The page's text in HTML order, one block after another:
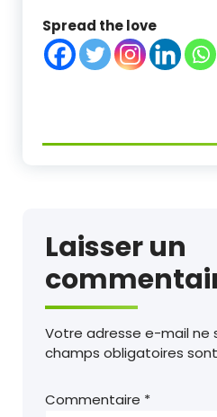
Spread the love
Laisser un
Votre adresse e-mail ne
champs obligatoires
Commentaire *